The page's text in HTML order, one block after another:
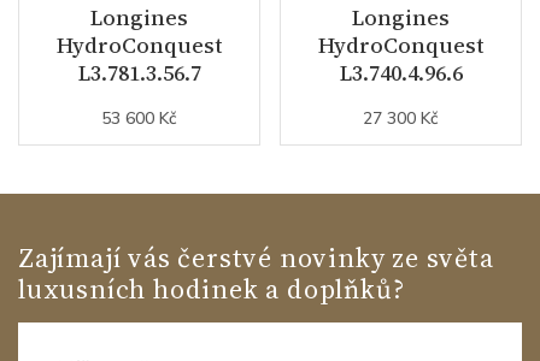
Longines
HydroConquest
L3.781.3.56.7
53 600 Kč
Longines
HydroConquest
L3.740.4.96.6
27 300 Kč
Zajímají vás čerstvé novinky ze světa
luxusních hodinek a doplňků?